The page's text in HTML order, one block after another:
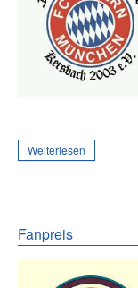
Weiterlesen
Fanpreis